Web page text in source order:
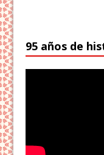
95 años de